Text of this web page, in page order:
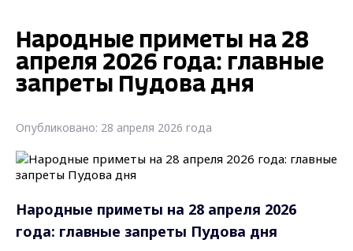
Народные приметы на 28
апреля 2026 года: главные
запреты Пудова дня
Опубликовано: 28 апреля 2026 года
Народные приметы на 28 апреля 2026
года: главные запреты Пудова дня